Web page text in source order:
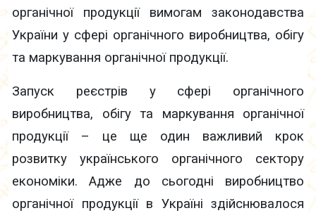
органічної продукції вимогам законодавства
України у сфері органічного виробництва, обігу
та маркування органічної продукції.
Запуск реєстрів у сфері органічного
виробництва, обігу та маркування органічної
продукції – це ще один важливий крок
розвитку українського органічного сектору
економіки. Адже до сьогодні виробництво
органічної продукції в Україні здійснювалося